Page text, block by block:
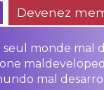
Devenez
seul monde mal
mal